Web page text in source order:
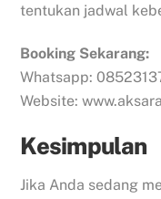
tentukan jadwal
Booking Sekarang:
Whatsapp:
Website:
Kesimpulan
Jika Anda sedang